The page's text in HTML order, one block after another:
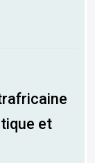
et